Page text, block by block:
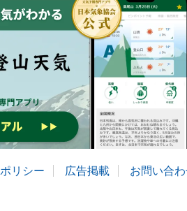
リシー 広告掲載 お問い合